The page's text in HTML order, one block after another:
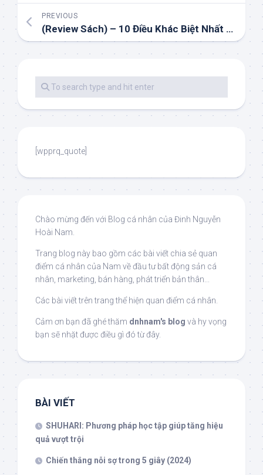
PREVIOUS
(Review Sách) – 10 Điều Khác Biệt Nhất Giữa Kẻ Giàu và Người Nghèo
[wpprq_quote]
Chào mừng đến với Blog cá nhân của Đinh Nguyễn
Hoài Nam.
Trang blog này bao gồm các bài viết chia sẻ quan
điểm cá nhân của Nam về đầu tư bất động sản cá
nhân, marketing, bán hàng, phát triển bản thân...
Các bài viết trên trang thể hiện quan điểm cá nhân.
Cảm ơn bạn đã ghé thăm dnhnam's blog và hy vọng
bạn sẽ nhặt được điều gì đó từ đây.
BÀI VIẾT
SHUHARI: Phương pháp học tập giúp tăng hiệu
quả vượt trội
Chiến thắng nỗi sợ trong 5 giây (2024)